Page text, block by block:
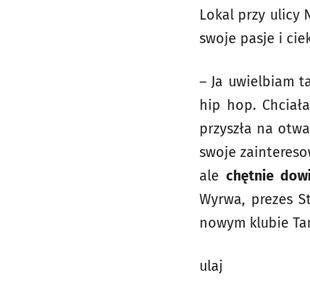
Lokal przy ulicy
swoje pasje i
– Ja uwielbiam
hip hop.
przyszła na
swoje
alechętnie
Wyrwa, prezes
nowym klubie
ulaj